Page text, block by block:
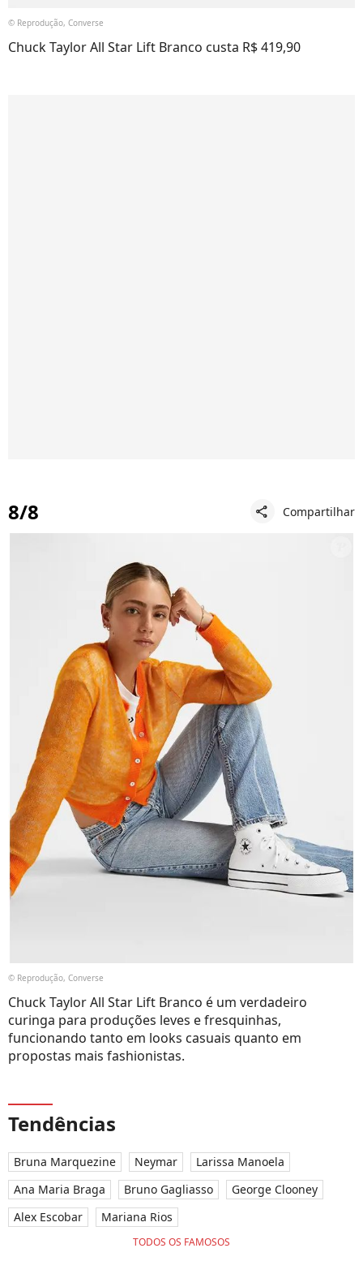
© Reprodução, Converse
Chuck Taylor All Star Lift Branco custa R$ 419,90
8/8 share Compartilhar
© Reprodução, Converse
Chuck Taylor All Star Lift Branco é um verdadeiro
curinga para produções leves e fresquinhas,
funcionando tanto em looks casuais quanto em
propostas mais fashionistas.
Tendências
Bruna Marquezine Neymar
Larissa Manoela
Ana Maria Braga
Bruno Gagliasso
George Clooney
Alex Escobar
Mariana Rios
TODOS OS FAMOSOS